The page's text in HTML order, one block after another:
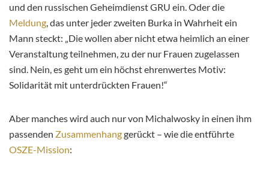
und den russischen Geheimdienst GRU ein. Oder die
Meldung , das unter jeder zweiten Burka in Wahrheit ein
Mann steckt: „Die wollen aber nicht etwa heimlich an einer
Veranstaltung teilnehmen, zu der nur Frauen zugelassen
sind. Nein, es geht um ein höchst ehrenwertes Motiv:
Solidarität mit unterdrückten Frauen!“
Aber manches wird auch nur von Michalwosky in einen ihm
passenden Zusammenhanggerückt – wie die entführte
OSZE-Mission: